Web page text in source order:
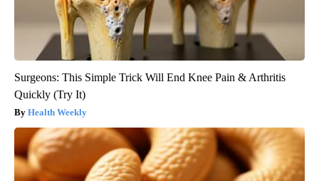
Surgeons: This Simple Trick Will End Knee Pain & Arthritis
Quickly (Try It)
Health Weekly